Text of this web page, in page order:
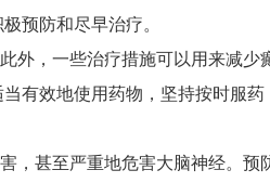
预防和尽早治疗。
外，一些治疗措施可以用来减少
有效地使用药物，坚持按时服药
，甚至严重地危害大脑神经。